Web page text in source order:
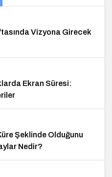
Vizyona Girecek
Ekran Süresi:
Şeklinde Olduğunu
Nedir?